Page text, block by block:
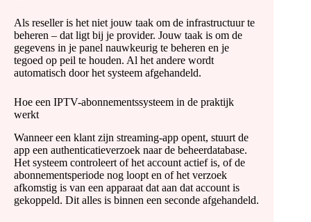
Als reseller is het niet jouw taak om de infrastructuur te
beheren – dat ligt bij je provider. Jouw taak is om de
gegevens in je panel nauwkeurig te beheren en je
tegoed op peil te houden. Al het andere wordt
automatisch door het systeem afgehandeld.
Hoe een IPTV-abonnementssysteem in de praktijk
werkt
Wanneer een klant zijn streaming-app opent, stuurt de
app een authenticatieverzoek naar de beheerdatabase.
Het systeem controleert of het account actief is, of de
abonnementsperiode nog loopt en of het verzoek
afkomstig is van een apparaat dat aan dat account is
gekoppeld. Dit alles is binnen een seconde afgehandeld.